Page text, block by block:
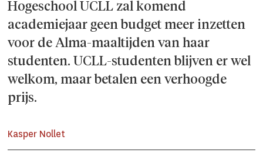
Hogeschool UCLL zal komend
academiejaar geen budget meer inzetten
voor de Alma-maaltijden van haar
studenten. UCLL-studenten blijven er wel
welkom, maar betalen een verhoogde
prijs.
Kasper Nollet